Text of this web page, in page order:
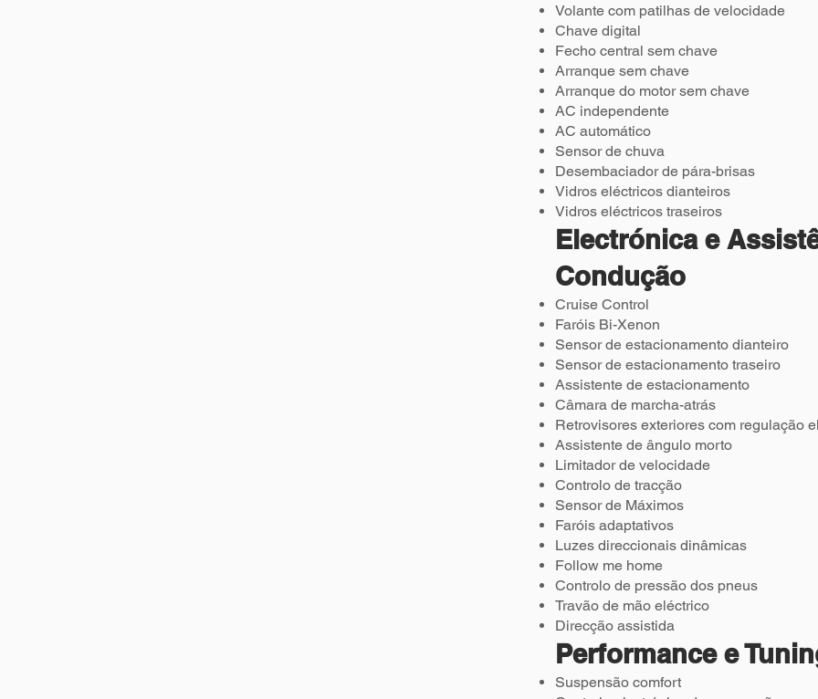
Volante com patilhas de velocidade
Chave digital
Fecho central sem chave
Arranque sem chave
Arranque do motor sem chave
AC independente
AC automático
Sensor de chuva
Desembaciador de pára-brisas
Vidros eléctricos dianteiros
Vidros eléctricos traseiros
Electrónica e
Condução
Cruise Control
Faróis Bi-Xenon
Sensor de estacionamento dianteiro
Sensor de estacionamento traseiro
Assistente de estacionamento
Câmara de marcha-atrás
Retrovisores exteriores com regulação
Assistente de ângulo morto
Limitador de velocidade
Controlo de tracção
Sensor de Máximos
Faróis adaptativos
Luzes direccionais dinâmicas
Follow me home
Controlo de pressão dos pneus
Travão de mão eléctrico
Direcção assistida
Performance e
Suspensão comfort